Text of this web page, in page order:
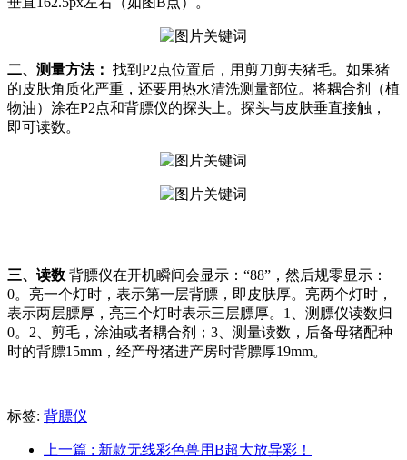
二、测量方法： 找到P2点位置后，用剪刀剪去猪毛。如果猪
的皮肤角质化严重，还要用热水清洗测量部位。将耦合剂（植
物油）涂在P2点和背膘仪的探头上。探头与皮肤垂直接触，
即可读数。
三、读数 背膘仪在开机瞬间会显示：“88”，然后规零显示：
0。亮一个灯时，表示第一层背膘，即皮肤厚。亮两个灯时，
表示两层膘厚，亮三个灯时表示三层膘厚。1、测膘仪读数归
0。2、剪毛，涂油或者耦合剂；3、测量读数，后备母猪配种
时的背膘15mm，经产母猪进产房时背膘厚19mm。
标签: 背膘仪
上一篇 : 新款无线彩色兽用B超大放异彩！